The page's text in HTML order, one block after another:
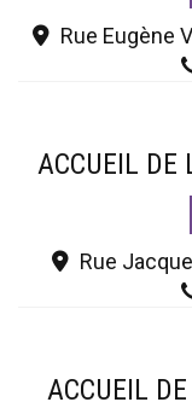
Rue Eugène
ACCUEIL DE
Rue
ACCUEIL